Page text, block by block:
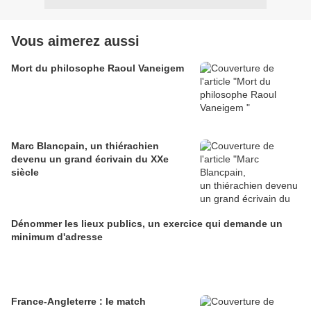
Vous aimerez aussi
Mort du philosophe Raoul Vaneigem
Marc Blancpain, un thiérachien
devenu un grand écrivain du XXe
siècle
Dénommer les lieux publics, un exercice qui demande un
minimum d'adresse
France-Angleterre : le match